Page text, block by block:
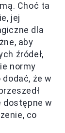
Choć ta
jej
dla
aby
źródeł,
normy
że w
dostępne w
co